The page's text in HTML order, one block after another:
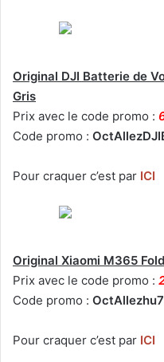
Original DJI Batterie de
Gris
Prix avec le code promo :
Code promo :
Pour craquer c’est par ICI
Original Xiaomi M365
Prix avec le code promo :
Code promo :
Pour craquer c’est par ICI